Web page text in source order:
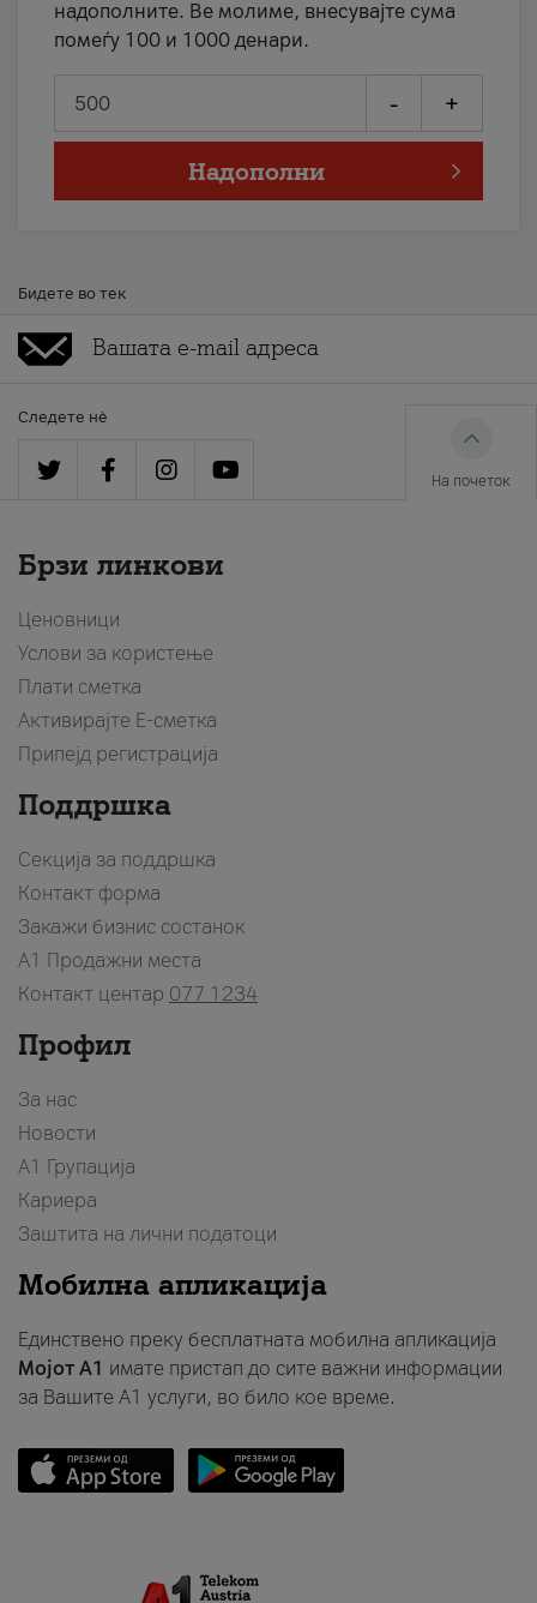
надополните. Ве молиме, внесувајте сума
помеѓу 100 и 1000 денари.
- +
Надополни
Бидете во тек
Следете нè
На почеток
Брзи линкови
Ценовници
Услови за користење
Плати сметка
Активирајте Е-сметка
Припејд регистрација
Поддршка
Секција за поддршка
Контакт форма
Закажи бизнис состанок
A1 Продажни места
Контакт центар 077 1234
Профил
За нас
Новости
А1 Групација
Кариера
Заштита на лични податоци
Мобилна апликација
Единствено преку бесплатната мобилна апликација
Мојот A1 имате пристап до сите важни информации
за Вашите A1 услуги, во било кое време.